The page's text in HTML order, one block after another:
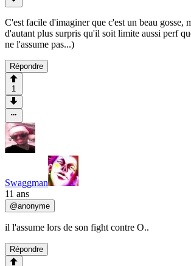
C'est facile d'imaginer que c'est un beau gosse,
d'autant plus surpris qu'il soit limite aussi perf
ne l'assume pas...)
Répondre
1
Swaggman
11 ans
@anonyme
il l'assume lors de son fight contre O..
Répondre